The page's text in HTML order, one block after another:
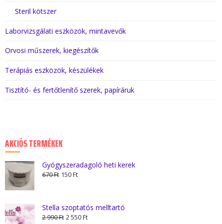
AKCIÓS TERMÉKEK
Gyógyszeradagoló heti kerek
670Ft Original
670 Ft.
150FtCurrent
150 Ft.
Stella szoptatós melltartó
2 990Ft Original
2 550FtCurrent
Steril kötszer
Laborvizsgálati eszközök, mintavevők
Orvosi műszerek, kiegészítők
Terápiás eszközök, készülékek
Tisztító- és fertőtlenítő szerek, papíráruk